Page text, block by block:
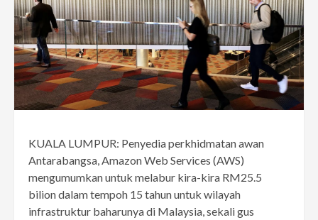
KUALA LUMPUR: Penyedia perkhidmatan awan
Antarabangsa, Amazon Web Services (AWS)
mengumumkan untuk melabur kira-kira RM25.5
bilion dalam tempoh 15 tahun untuk wilayah
infrastruktur baharunya di Malaysia, sekali gus